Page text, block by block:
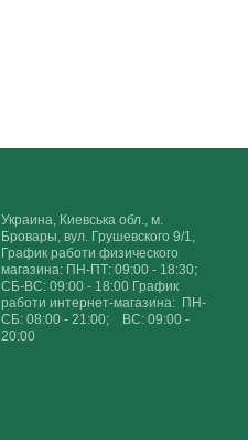
Украина, Киевська обл., м.
Бровары, вул. Грушевского 9/1,
График работи физического
магазина: ПН-ПТ: 09:00 - 18:30;
СБ-ВС: 09:00 - 18:00 График
работи интернет-магазина: ПН-
СБ: 08:00 - 21:00; ВС: 09:00 -
20:00